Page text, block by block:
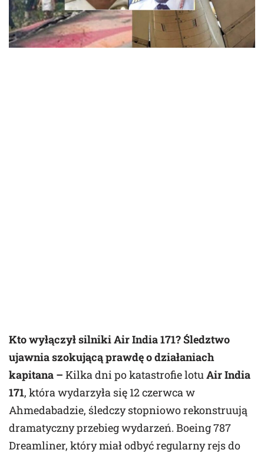
Kto wyłączył silniki Air India 171? Śledztwo
ujawnia szokującą prawdę o działaniach
kapitana – Kilka dni po katastrofie lotu Air India
171, która wydarzyła się 12 czerwca w
Ahmedabadzie, śledczy stopniowo rekonstruują
dramatyczny przebieg wydarzeń. Boeing 787
Dreamliner, który miał odbyć regularny rejs do